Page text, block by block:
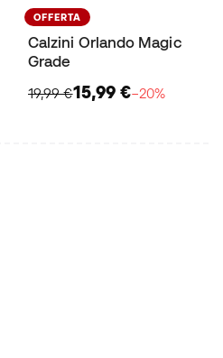
OFFERTA
Calzini Orlando Magic
Grade
19,99 €15,99 €−20%